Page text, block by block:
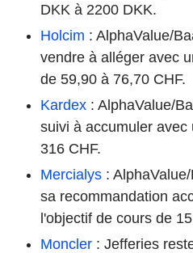
DKK à 2200 DKK.
Holcim : AlphaValue/
vendre à alléger avec
de 59,90 à 76,70 CHF.
Kardex : AlphaValue/
suivi à accumuler
316 CHF.
Mercialys :
sa recommandation
l'objectif de cours de
Moncler : Jefferies